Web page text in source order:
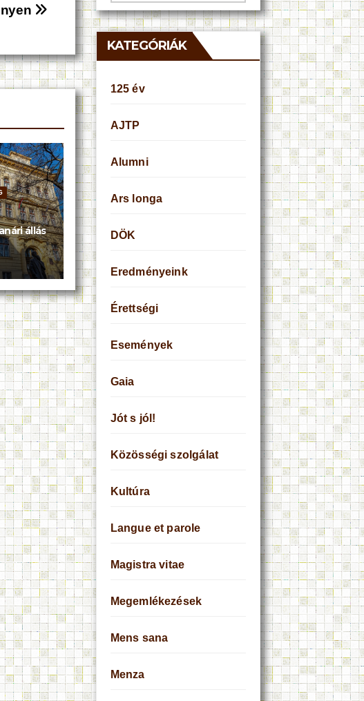
állás
KATEGÓRIÁK
125 év
AJTP
Alumni
Ars longa
DÖK
Eredményeink
Érettségi
Események
Gaia
Jót s jól!
Közösségi szolgálat
Kultúra
Langue et parole
Magistra vitae
Megemlékezések
Mens sana
Menza